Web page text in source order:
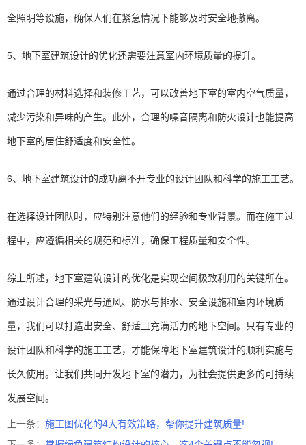
全照明等设施，确保人们在紧急情况下能够及时安全地撤离。
5、地下室建筑设计的优化还需要注意室内环境质量的提升。
通过合理的材料选择和装修工艺，可以改善地下室的室内空气质量，
减少污染和异味的产生。此外，合理的噪音隔离和防火设计也能提高
地下室的居住舒适度和安全性。
6、地下室建筑设计的成功离不开专业的设计团队和科学的施工工艺。
在选择设计团队时，应特别注意他们的经验和专业背景。而在施工过
程中，应遵循相关的规范和标准，确保工程质量和安全性。
综上所述，地下室建筑设计的优化是实现空间极致利用的关键所在。
通过设计合理的采光与通风、防水与排水、安全设施和室内环境质
量，我们可以打造出安全、舒适且充满活力的地下空间。只有专业的
设计团队和科学的施工工艺，才能保障地下室建筑设计的顺利实施与
长久使用。让我们共同开发地下室的潜力，为社会提供更多的可持续
发展空间。
上一条： 施工图优化的4大有效策略，帮你提升建筑质量!